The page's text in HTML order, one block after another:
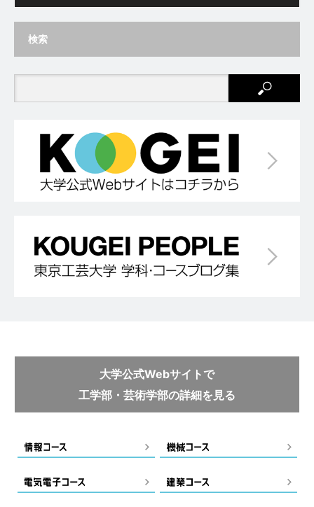
検索
大学公式Webサイトで
工学部・芸術学部の詳細を見る